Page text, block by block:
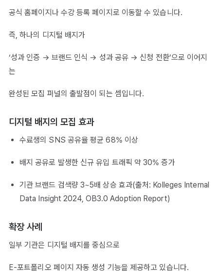
공식 홈페이지나 수강 등록 페이지로 이동할 수 있습니다.
즉, 하나의 디지털 배지가
‘성과 인증 → 브랜드 인식 → 성과 공유 → 신청 전환’으로 이어지
는
완성된 모집 퍼널의 출발점이 되는 셈입니다.
디지털 배지의 모집 효과
수료생의 SNS 공유율 평균 68% 이상
배지 공유로 발생한 신규 유입 트래픽 약 30% 증가
기관 브랜드 검색량 3~5배 상승 효과(출처: Kolleges Internal
Data Insight 2024, OB3.0 Adoption Report)
확장 사례
일부 기관은 디지털 배지를 중심으로
E-포트폴리오 페이지 자동 생성 기능을 제공하고 있습니다.